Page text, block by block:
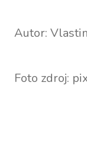
Autor:
Foto zdroj: